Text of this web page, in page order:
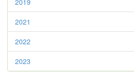
2019
2021
2022
2023